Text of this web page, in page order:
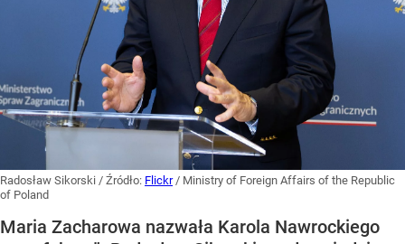
Radosław Sikorski / Źródło: Flickr / Ministry of Foreign Affairs of the Republic
of Poland
Maria Zacharowa nazwała Karola Nawrockiego